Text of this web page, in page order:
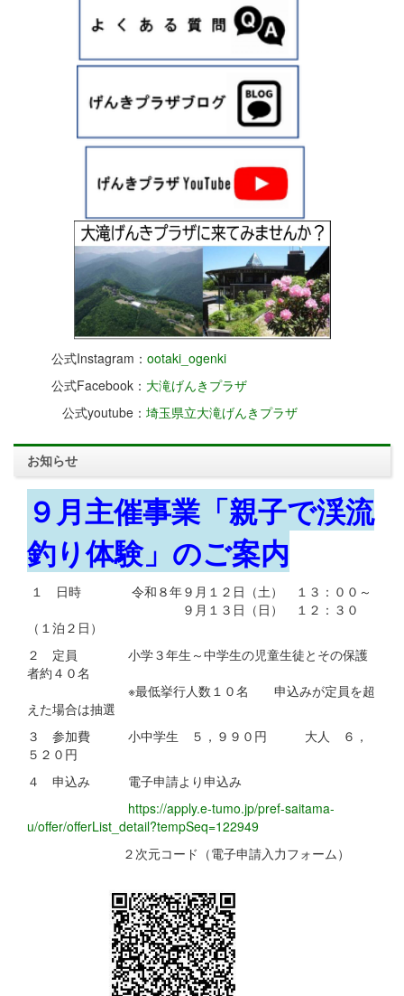
公式Instagram： ootaki_ogenki
公式Facebook： 大滝げんきプラザ
公式youtube： 埼玉県立大滝げんきプラザ
お知らせ
９月主催事業「親子で渓流
釣り体験」のご案内
１ 日時 令和８年９月１２日（土） １３：００～
９月１３日（日） １２：３０
（１泊２日）
２ 定員 小学３年生～中学生の児童生徒とその保護
者約４０名
※最低挙行人数１０名 申込みが定員を超
えた場合は抽選
３ 参加費 小中学生 ５，９９０円 大人 ６，
５２０円
４ 申込み 電子申請より申込み
https://apply.e-tumo.jp/pref-saitama-
u/offer/offerList_detail?tempSeq=122949
２次元コード（電子申請入力フォーム）